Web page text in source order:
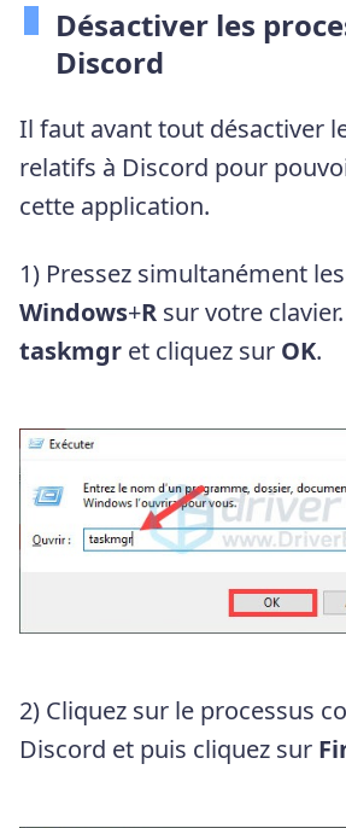
Désactiver les
Discord
Il faut avant tout désactiver
relatifs à Discord pour
cette application.
1) Pressez simultanément
Windows+R sur votre
taskmgr et cliquez sur OK.
2) Cliquez sur le processus
Discord et puis cliquez sur